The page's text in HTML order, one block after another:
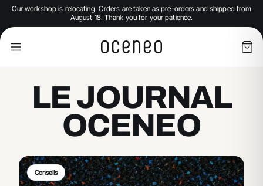
Our workshop is relocating. Orders are taken as pre-orders and shipped from
August 18. Thank you for your patience.
LE JOURNAL
OCENEO
Conseils